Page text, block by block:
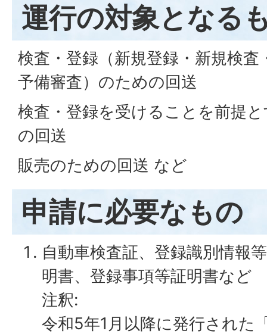
運行の対象となる
検査・登録（新規登録・新規検査
予備審査）のための回送
検査・登録を受けることを前提
の回送
販売のための回送 など
申請に必要なもの
自動車検査証、登録識別情報
明書、登録事項等証明書など
注釈:
令和5年1月以降に発行された